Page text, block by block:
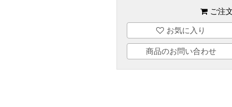
ご注
お気に入り
商品のお問い合わせ